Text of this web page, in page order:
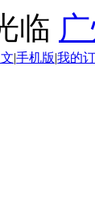
临
|手机版|我的